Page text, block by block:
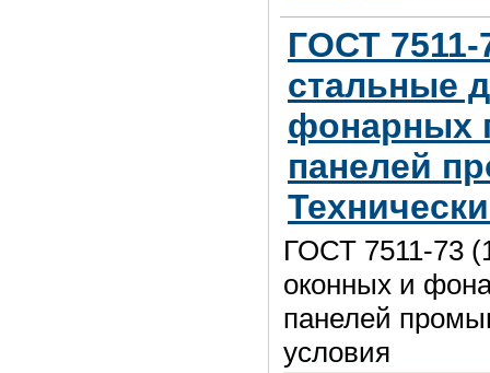
ГОСТ
стальные
фонарных
панелей
ГОСТ 7511-73
оконных и
панелей
условия